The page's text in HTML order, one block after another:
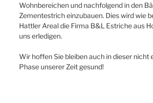
Wohnbereichen und nachfolgend in den
Zementestrich einzubauen. Dies wird wie
Hattler Areal die Firma B&L Estriche aus
uns erledigen.
Wir hoffen Sie bleiben auch in dieser nicht
Phase unserer Zeit gesund!